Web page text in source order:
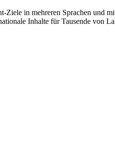
Ziele in mehreren Sprachen und
Inhalte für Tausende von